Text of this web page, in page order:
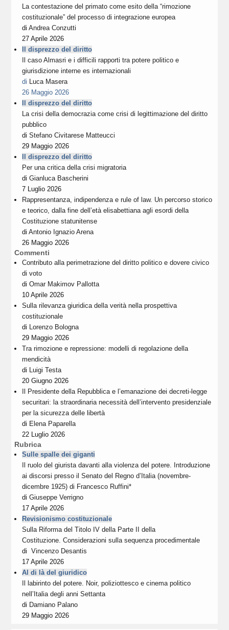
La contestazione del primato come esito della “rimozione
costituzionale” del processo di integrazione europea
diAndrea Conzutti
27 Aprile 2026
Il disprezzo del diritto
Il caso Almasri e i difficili rapporti tra potere politico e
giurisdizione interne es internazionali
di
Luca Masera
26 Maggio 2026
Il disprezzo del diritto
La crisi della democrazia come crisi di legittimazione del diritto
pubblico
diStefano Civitarese Matteucci
29 Maggio 2026
Il disprezzo del diritto
Per una critica della crisi migratoria
diGianluca Bascherini
7 Luglio 2026
Rappresentanza, indipendenza e rule of law. Un percorso storico
e teorico, dalla fine dell’età elisabettiana agli esordi della
Costituzione statunitense
diAntonio Ignazio Arena
26 Maggio 2026
Commenti
Contributo alla perimetrazione del diritto politico e dovere civico
di voto
diOmar Makimov Pallotta
10 Aprile 2026
Sulla rilevanza giuridica della verità nella prospettiva
costituzionale
di
Lorenzo Bologna
29 Maggio 2026
Tra rimozione e repressione: modelli di regolazione della
mendicità
di
Luigi Testa
20 Giugno 2026
Il Presidente della Repubblica e l’emanazione dei decreti-legge
securitari: la straordinaria necessità dell’intervento presidenziale
per la sicurezza delle libertà
di Elena Paparella
22 Luglio 2026
Rubrica
Sulle spalle dei giganti
Il ruolo del giurista davanti alla violenza del potere. Introduzione
ai discorsi presso il Senato del Regno d’Italia (novembre-
dicembre 1925) di Francesco Ruffini*
diGiuseppe Verrigno
17 Aprile 2026
Revisionismo costituzionale
Sulla Riforma del Titolo IV della Parte II della
Costituzione. Considerazioni sulla sequenza procedimentale
diVincenzo Desantis
17 Aprile 2026
Al di là del giuridico
Il labirinto del potere. Noir, poliziottesco e cinema politico
nell’Italia degli anni Settanta
di Damiano Palano
29 Maggio 2026